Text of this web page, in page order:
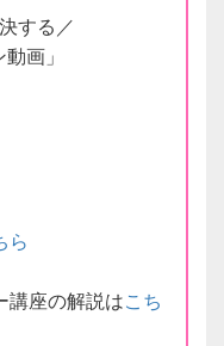
する／
画」
ら
講座の解説はこち